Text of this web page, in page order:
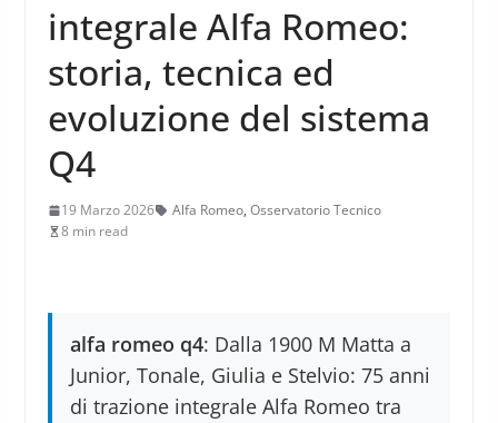
integrale Alfa Romeo:
storia, tecnica ed
evoluzione del sistema
Q4
19 Marzo 2026 Alfa Romeo, Osservatorio Tecnico
8 min read
alfa romeo q4: Dalla 1900 M Matta a
Junior, Tonale, Giulia e Stelvio: 75 anni
di trazione integrale Alfa Romeo tra